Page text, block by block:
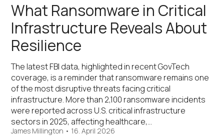
What Ransomware in Critical
Infrastructure Reveals About
Resilience
The latest FBI data, highlighted in recent GovTech
coverage, is a reminder that ransomware remains one
of the most disruptive threats facing critical
infrastructure. More than 2,100 ransomware incidents
were reported across U.S. critical infrastructure
sectors in 2025, affecting healthcare,…
James Millington • 16. April 2026